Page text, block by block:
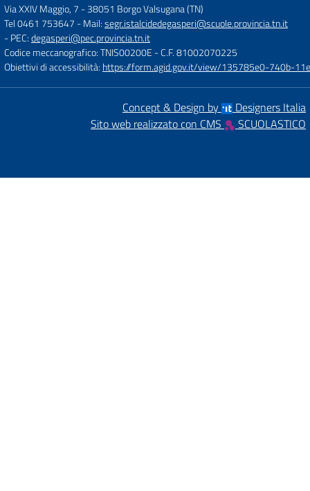
Via XXIV Maggio, 7 -38051 Borgo Valsugana (TN)
Tel 0461 753647 - Mail:segr.istalcidedegasperi@scuole.provincia.tn.it
- PEC:degasperi@pec.provincia.tn.it
Codice meccanografico: TNIS00200E - C.F. 81002070225
Obiettivi di accessibilità: https://form.agid.gov.it/view/135785e0-740b-
Concept & Design by
Designers Italia
Sito web realizzato con CMS
SCUOLASTICO